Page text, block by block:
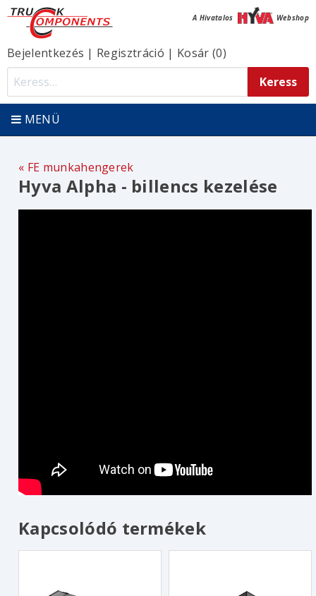
A Hivatalos Webshop
Bejelentkezés | Regisztráció | Kosár (0)
MENÜ
FE munkahengerek
Hyva Alpha - billencs kezelése
Kapcsolódó termékek